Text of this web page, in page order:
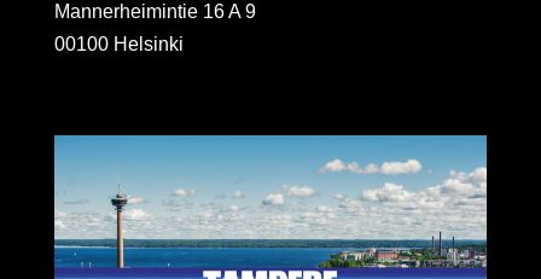
Mannerheimintie 16 A 9
00100 Helsinki